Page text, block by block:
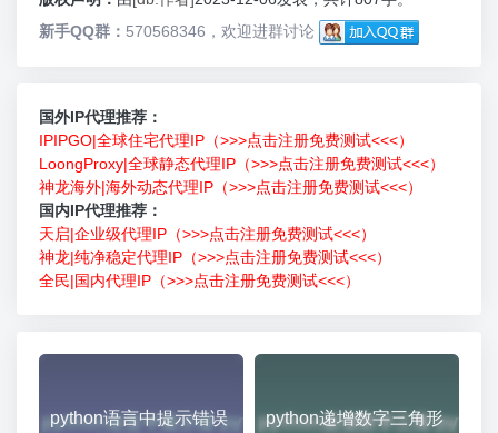
新手QQ群： 570568346，欢迎进群讨论
国外IP代理推荐：
IPIPGO|全球住宅代理IP（>>>点击注册免费测试<<<）
LoongProxy|全球静态代理IP（>>>点击注册免费测试<<<）
神龙海外|海外动态代理IP（>>>点击注册免费测试<<<）
国内IP代理推荐：
天启|企业级代理IP（>>>点击注册免费测试<<<）
神龙|纯净稳定代理IP（>>>点击注册免费测试<<<）
全民|国内代理IP（>>>点击注册免费测试<<<）
python语言中提示错误
python递增数字三角形